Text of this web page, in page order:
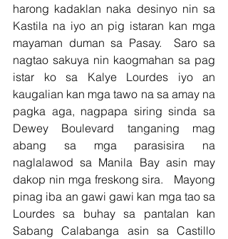
harong kadaklan naka desinyo nin sa
Kastila na iyo an pig istaran kan mga
mayaman duman sa Pasay.  Saro sa
nagtao sakuya nin kaogmahan sa pag
istar ko sa Kalye Lourdes iyo an
kaugalian kan mga tawo na sa amay na
pagka aga, nagpapa siring sinda sa
Dewey Boulevard tanganing mag
abang sa mga parasisira na
naglalawod sa Manila Bay asin may
dakop nin mga freskong sira.   Mayong
pinag iba an gawi gawi kan mga tao sa
Lourdes sa buhay sa pantalan kan
Sabang Calabanga asin sa Castillo